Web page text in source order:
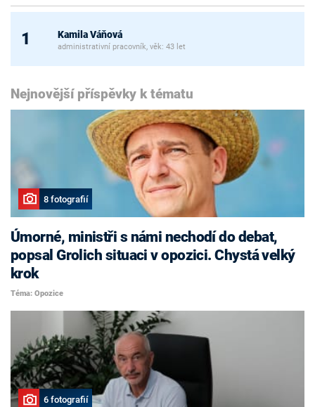
1 Kamila Váňová
administrativní pracovník, věk: 43 let
Nejnovější příspěvky k tématu
8 fotografií
Úmorné, ministři s námi nechodí do debat,
popsal Grolich situaci v opozici. Chystá velký
krok
Téma: Opozice
6 fotografií